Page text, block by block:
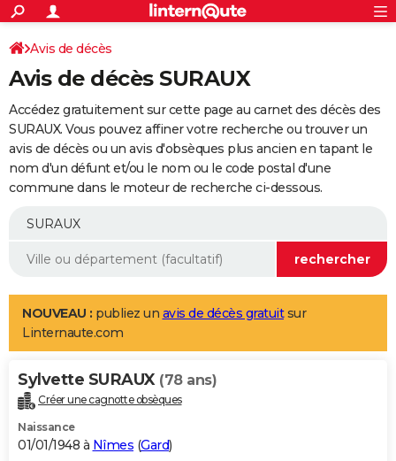
ACTUALITÉS
Politique
Société
Faits Divers
Education
Monde
Villes
+
SPORT
Coupe du monde 2026
Football
Tennis
Cyclisme
Rugby
Forum
Programme TV
TNT
Streaming
Cinéma
Sorties cinéma
Musique
+
FINANCE
Retraite
Epargne
Immobilier
Risques naturels par ville
Banque
Assurance
AUTO
Essais
Réserver un essai
Citadines
Berlines
SUV
Forum auto
+
Mobiles
Meilleur smartphone
Internet
Ordinateurs
Jeux vidéo
Guide high-tech
Aménagement intérieur
LIFESTYLE
Art de vivre
Bien-être
Loisirs
Mode
Modes de vie
Alimentation
Guide de la santé
Maladies
Médicaments
Sommeil
VOYAGE
Destinations
City break
Voyage nature
Voyage de noces
Forum
Climat
+PHOTO
GUIDES D'ACHAT
Avis de décès
Avis de décès SURAUX
Accédez gratuitement sur cette page au carnet des décès des
SURAUX. Vous pouvez affiner votre recherche ou trouver un
avis de décès ou un avis d'obsèques plus ancien en tapant le
nom d'un défunt et/ou le nom ou le code postal d'une
commune dans le moteur de recherche ci-dessous.
NOUVEAU : publiez un avis de décès gratuitsur
Linternaute.com
Sylvette SURAUX (78 ans)
Créer une cagnotte obsèques
Naissance
01/01/1948 à Nîmes (Gard)